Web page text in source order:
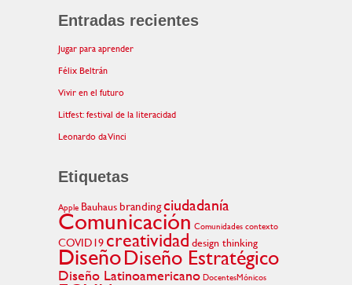
Entradas recientes
Jugar para aprender
Félix Beltrán
Vivir en el futuro
Litfest: festival de la literacidad
Leonardo da Vinci
Etiquetas
Apple Bauhausbrandingciudadanía
Comunicación Comunidades contexto
COVID19 creatividad design thinking
DiseñoDiseño Estratégico
Diseño Latinoamericano DocentesMónicos